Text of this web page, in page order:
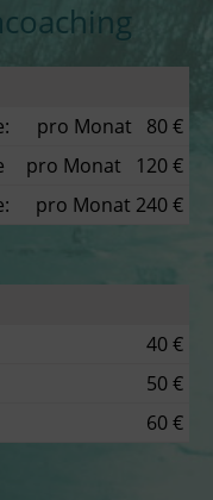
pro Monat 80 €
pro Monat 120 €
pro Monat 240 €
40 €
50 €
60 €